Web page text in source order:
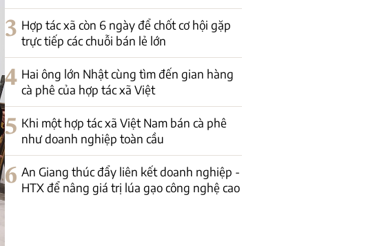
3 Hợp tác xã còn 6 ngày để chốt cơ hội gặp
trực tiếp các chuỗi bán lẻ lớn
4 Hai ông lớn Nhật cùng tìm đến gian hàng
cà phê của hợp tác xã Việt
5 Khi một hợp tác xã Việt Nam bán cà phê
như doanh nghiệp toàn cầu
6 An Giang thúc đẩy liên kết doanh nghiệp -
HTX để nâng giá trị lúa gạo công nghệ cao